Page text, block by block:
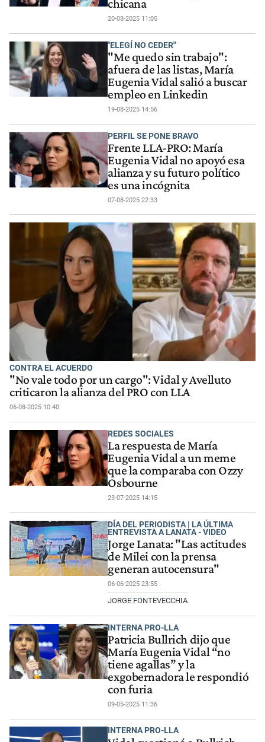
chicana
20-08-2025 11:05
"ELEGÍ NO CEDER"
"Me quedo sin trabajo":
afuera de las listas, María
Eugenia Vidal salió a buscar
empleo en Linkedin
19-08-2025 14:56
PERFIL SE PONE BRAVO
Frente LLA-PRO: María
Eugenia Vidal no apoyó esa
alianza y su futuro político
es una incógnita
07-08-2025 22:33
CONTRA EL ACUERDO
"No vale todo por un cargo": Vidal y Avelluto
criticaron la alianza del PRO con LLA
06-08-2025 10:40
REDES SOCIALES
La respuesta de María
Eugenia Vidal a un meme
que la comparaba con Ozzy
Osbourne
23-07-2025 14:15
DÍA DEL PERIODISTA | LA ÚLTIMA
ENTREVISTA A LANATA - VIDEO
Jorge Lanata: "Las actitudes
de Milei con la prensa
generan autocensura"
06-06-2025 23:55
JORGE FONTEVECCHIA
INTERNA PRO-LLA
Patricia Bullrich dijo que
María Eugenia Vidal “no
tiene agallas” y la
exgobernadora le respondió
con furia
09-05-2025 11:36
INTERNA PRO-LLA